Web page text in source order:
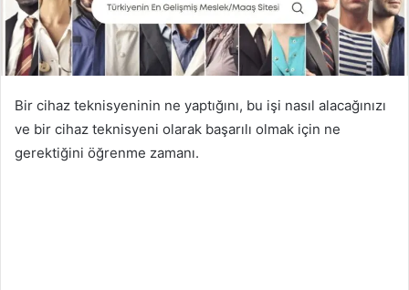
Bir cihaz teknisyeninin ne yaptığını, bu işi nasıl alacağınızı
ve bir cihaz teknisyeni olarak başarılı olmak için ne
gerektiğini öğrenme zamanı.